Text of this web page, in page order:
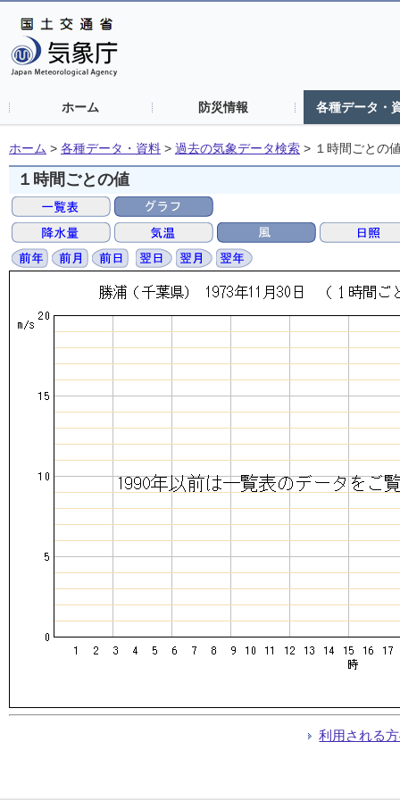
ホーム 防災情報 各種データ・
ホーム > 各種データ・資料 > 過去の気象データ検索 > １時間ごとの
１時間ごとの値
利用される